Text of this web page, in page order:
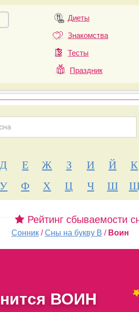
Диеты
Знакомства
Тесты
Праздник
Д Е Ж З И Й К
У Ф Х Ц Ч Ш
Рейтинг сбываемости
Сонник /Сны на букву В / Воин
ВОИН